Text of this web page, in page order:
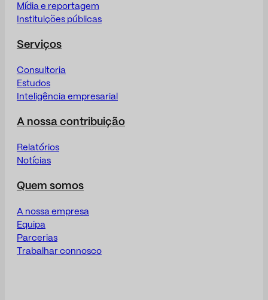
Mídia e reportagem
Instituições públicas
Serviços
Consultoria
Estudos
Inteligência empresarial
A nossa contribuição
Relatórios
Notícias
Quem somos
A nossa empresa
Equipa
Parcerias
Trabalhar connosco